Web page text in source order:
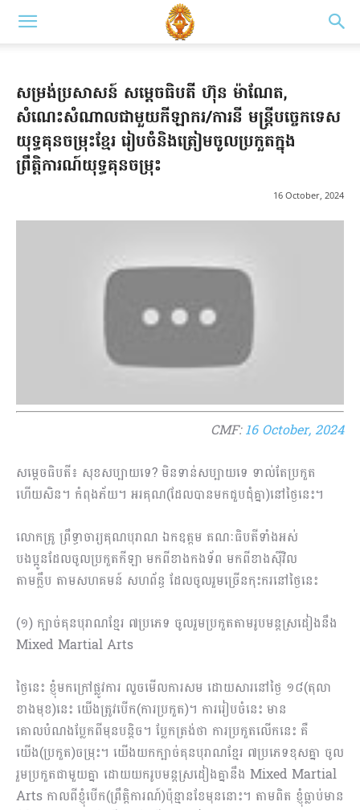
សម្រង់ប្រសាសន៍ សម្តេចធិបតី ហ៊ុន ម៉ាណែត,
សំណេះសំណាលជាមួយកីឡាករ/ការនី មន្ត្រីបច្ចេកទេស
យុទ្ធគុនចម្រុះខ្មែរ រៀបចំនិងត្រៀមចូលប្រកួតក្នុង
ព្រឹត្តិការណ៍យុទ្ធគុនចម្រុះ
16 October, 2024
CMF:16 October, 2024
សម្តេចធិបតី៖ សុខសប្បាយទេ? មិនទាន់សប្បាយទេ ទាល់តែប្រកួត
ហើយសិន។ កំពុងភ័យ។ អរគុណ(ដែលបានមកជួបជុំគ្នា)នៅថ្ងៃនេះ។
លោកគ្រូ ព្រឹទ្ធាចារ្យគុណបុរាណ ឯកឧត្តម គណៈធិបតីទាំងអស់​
បងប្អូនដែលចូលប្រកួតកីឡា មកពីខាងកងទ័ព មកពីខាងស៊ីវិល
តាមក្លឹប តាមសហគមន៍ សហព័ន្ធ ដែលចូលរួមច្រើនកុះករនៅថ្ងៃនេះ
(១) ក្បាច់គុនបុរាណខ្មែរ ៧ប្រភេទ ចូលរួមប្រកួតតាមរូបមន្តស្រដៀងនឹង
Mixed Martial Arts
ថ្ងៃនេះ ខ្ញុំមកក្រៅផ្លូវការ លួចមើលការសម ដោយសារនៅថ្ងៃ ១៨(តុលា
ខាងមុខ)នេះ យើងត្រូវបើក(ការប្រ​កួត)។ ការរៀបចំនេះ មាន
គោលបំណងប្លែកពីមុនបន្តិច។ ប្លែកត្រង់ថា ការប្រកួតលើកនេះ គឺ
យើង(ប្រកួត)ចម្រុះ។ យើងយកក្បាច់គុនបុរាណខ្មែរ ៧ប្រភេទខុសគ្នា ចូល
រួមប្រកួតជាមួយគ្នា ដោយយករូបមន្តស្រដៀង​គ្នានឹង Mixed Martial
Arts កាលពីខ្ញុំបើក(ព្រឹត្តិការណ៍)ប៉ុន្មានខែមុននោះ។ តាមពិត ខ្ញុំធ្លាប់មាន